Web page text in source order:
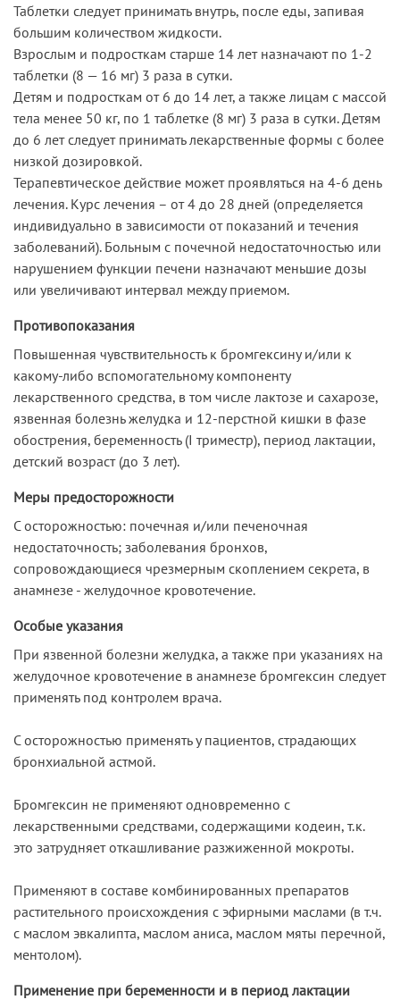
Таблетки следует принимать внутрь, после еды, запивая
большим количеством жидкости.
Взрослым и подросткам старше 14 лет назначают по 1-2
таблетки (8 — 16 мг) 3 раза в сутки.
Детям и подросткам от 6 до 14 лет, а также лицам с массой
тела менее 50 кг, по 1 таблетке (8 мг) 3 раза в сутки. Детям
до 6 лет следует принимать лекарственные формы с более
низкой дозировкой.
Терапевтическое действие может проявляться на 4-6 день
лечения. Курс лечения – от 4 до 28 дней (определяется
индивидуально в зависимости от показаний и течения
заболеваний). Больным с почечной недостаточностью или
нарушением функции печени назначают меньшие дозы
или увеличивают интервал между приемом.
Противопоказания
Повышенная чувствительность к бромгексину и/или к
какому-либо вспомогательному компоненту
лекарственного средства, в том числе лактозе и сахарозе,
язвенная болезнь желудка и 12-перстной кишки в фазе
обострения, беременность (I триместр), период лактации,
детский возраст (до 3 лет).
Меры предосторожности
C осторожностью: почечная и/или печеночная
недостаточность; заболевания бронхов,
сопровождающиеся чрезмерным скоплением секрета, в
анамнезе - желудочное кровотечение.
Особые указания
При язвенной болезни желудка, а также при указаниях на
желудочное кровотечение в анамнезе бромгексин следует
применять под контролем врача.
С осторожностью применять у пациентов, страдающих
бронхиальной астмой.
Бромгексин не применяют одновременно с
лекарственными средствами, содержащими кодеин, т.к.
это затрудняет откашливание разжиженной мокроты.
Применяют в составе комбинированных препаратов
растительного происхождения с эфирными маслами (в т.ч.
с маслом эвкалипта, маслом аниса, маслом мяты перечной,
ментолом).
Применение при беременности и в период лактации